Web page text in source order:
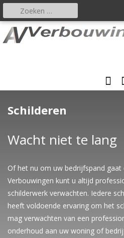
Spring
naar
Primair
menu
Zoeken
naar:
Schilderen
Wacht niet te lang
Of het nu om uw bedrijfspand
Verbouwingen kunt u altijd
schilderwerk verwachten. Iedere
heeft voldoende ervaring om het
mag verwachten van een
onderhoud aan uw woning of